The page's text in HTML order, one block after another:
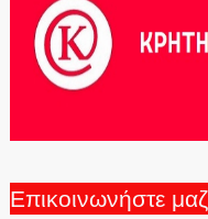
Επικοινωνήστε